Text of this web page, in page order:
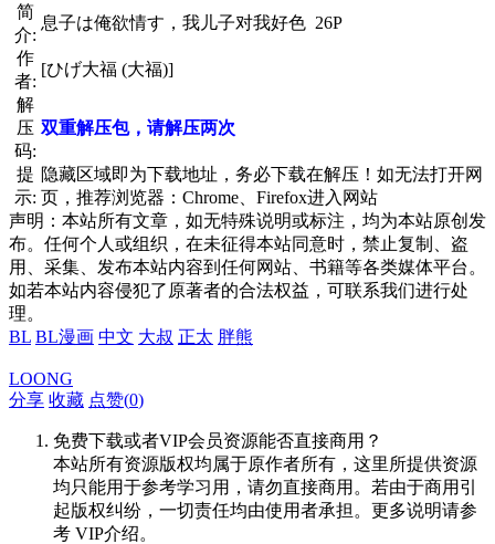
简
介:
息子は俺欲情す，我儿子对我好色 26P
作
者:
[ひげ大福 (大福)]
解
压
码:
双重解压包，请解压两次
提
示:
隐藏区域即为下载地址，务必下载在解压！如无法打开网
页，推荐浏览器：Chrome、Firefox进入网站
声明：本站所有文章，如无特殊说明或标注，均为本站原创发
布。任何个人或组织，在未征得本站同意时，禁止复制、盗
用、采集、发布本站内容到任何网站、书籍等各类媒体平台。
如若本站内容侵犯了原著者的合法权益，可联系我们进行处
理。
BL BL漫画 中文 大叔 正太 胖熊
LOONG
分享 收藏 点赞(0)
免费下载或者VIP会员资源能否直接商用？
本站所有资源版权均属于原作者所有，这里所提供资源
均只能用于参考学习用，请勿直接商用。若由于商用引
起版权纠纷，一切责任均由使用者承担。更多说明请参
考 VIP介绍。